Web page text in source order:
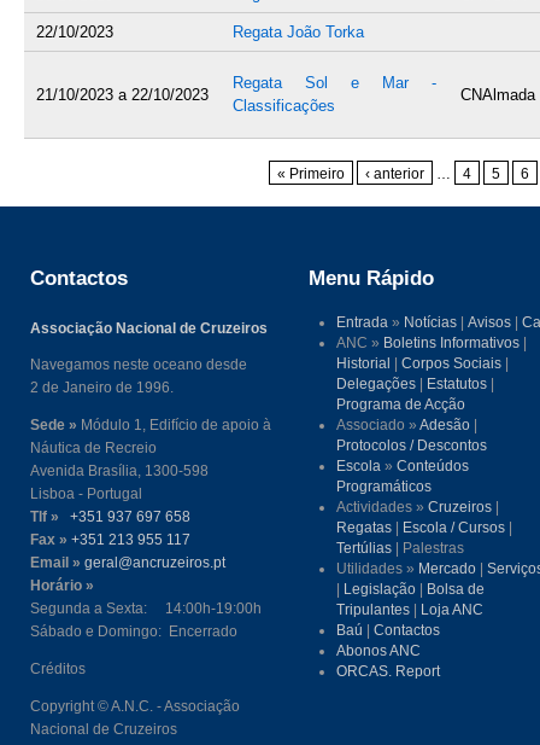
22/10/2023 Regata João Torka
21/10/2023 a 22/10/2023
Regata Sol e Mar -
Classificações
CNAlmada
« Primeiro ‹ anterior 4 5 6
Contactos
Associação Nacional de Cruzeiros
Navegamos neste oceano desde
2 de Janeiro de 1996.
Sede » Módulo 1, Edifício de apoio à
Náutica de Recreio
Avenida Brasília, 1300-598
Lisboa - Portugal
Tlf »
+351 937 697 658
Fax » +351 213 955 117
Email » geral@ancruzeiros.pt
Horário »
Segunda a Sexta: 14:00h-19:00h
Sábado e Domingo: Encerrado
Créditos
Copyright © A.N.C. - Associação
Nacional de Cruzeiros
Menu Rápido
Entrada » Notícias |Avisos |
ANC » Boletins Informativos
Historial
|Corpos Sociais
Delegações
Estatutos
Programa de Acção
Associado »Adesão
Protocolos / Descontos
Escola »Conteúdos
Programáticos
Actividades »Cruzeiros
Regatas
Escola / Cursos
Tertúlias | Palestras
Utilidades » Mercado |
Legislação
Bolsa de
Tripulantes
Loja ANC
Baú |Contactos
Abonos ANC
ORCAS. Report